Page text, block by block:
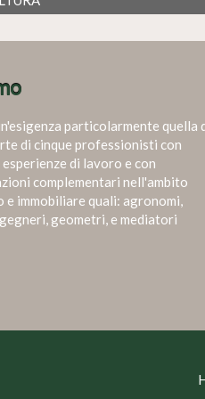
particolarmente quella
di cinque professionisti con
di lavoro e con
complementari nell'ambito
immobiliare quali: agronomi,
geometri, e mediatori